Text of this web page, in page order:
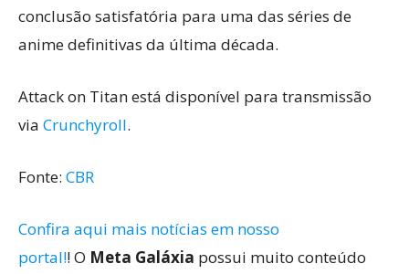
conclusão satisfatória para uma das séries de
anime definitivas da última década.
Attack on Titan está disponível para transmissão
via Crunchyroll.
Fonte: CBR
Confira aqui mais notícias em nosso
portal!! O Meta Galáxia possui muito conteúdo